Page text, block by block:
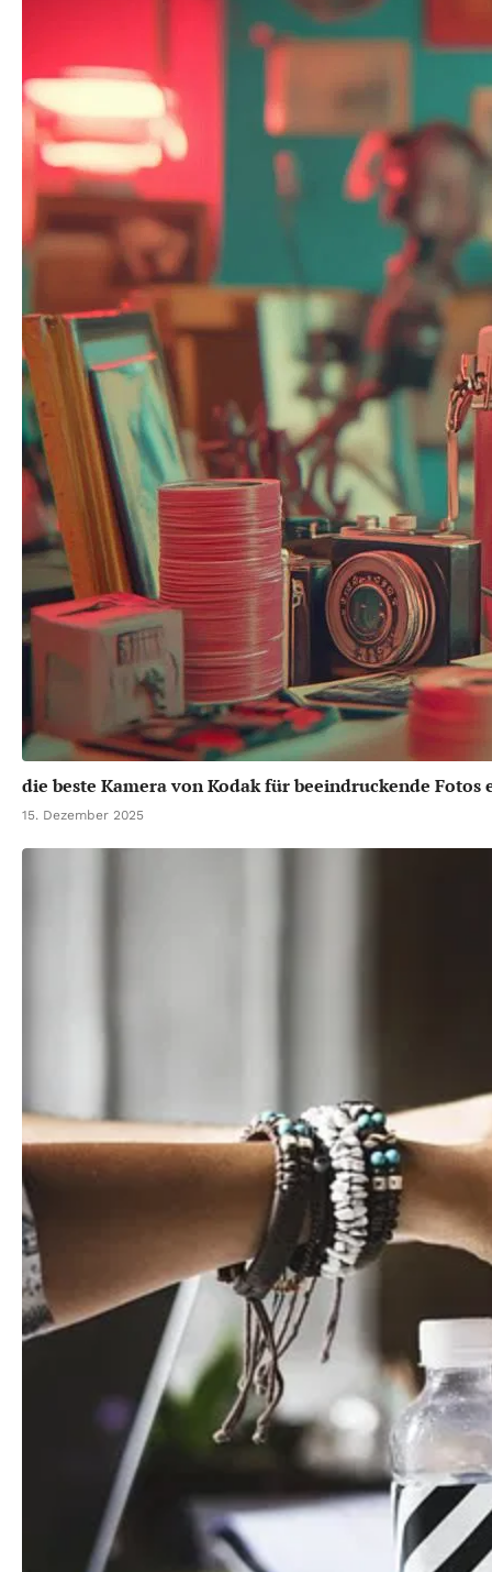
die beste Kamera von Kodak für beeindruckende Fotos
15. Dezember 2025